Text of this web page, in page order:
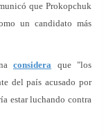
que Prokopchuk
un candidato más
considera que "los
del país acusado por
estar luchando contra